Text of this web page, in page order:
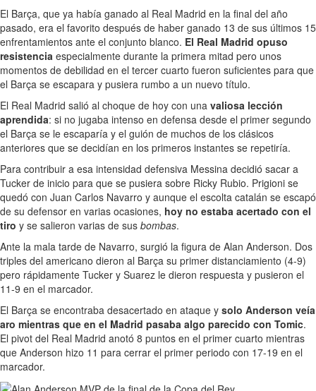
El Barça, que ya había ganado al Real Madrid en la final del año
pasado, era el favorito después de haber ganado 13 de sus últimos 15
enfrentamientos ante el conjunto blanco. El Real Madrid opuso
resistencia especialmente durante la primera mitad pero unos
momentos de debilidad en el tercer cuarto fueron suficientes para que
el Barça se escapara y pusiera rumbo a un nuevo título.
El Real Madrid salió al choque de hoy con una valiosa lección
aprendida: si no jugaba intenso en defensa desde el primer segundo
el Barça se le escaparía y el guión de muchos de los clásicos
anteriores que se decidían en los primeros instantes se repetiría.
Para contribuir a esa intensidad defensiva Messina decidió sacar a
Tucker de inicio para que se pusiera sobre Ricky Rubio. Prigioni se
quedó con Juan Carlos Navarro y aunque el escolta catalán se escapó
de su defensor en varias ocasiones, hoy no estaba acertado con el
tiro y se salieron varias de sus bombas.
Ante la mala tarde de Navarro, surgió la figura de Alan Anderson. Dos
triples del americano dieron al Barça su primer distanciamiento (4-9)
pero rápidamente Tucker y Suarez le dieron respuesta y pusieron el
11-9 en el marcador.
El Barça se encontraba desacertado en ataque y solo Anderson veía
aro mientras que en el Madrid pasaba algo parecido con Tomic.
El pivot del Real Madrid anotó 8 puntos en el primer cuarto mientras
que Anderson hizo 11 para cerrar el primer periodo con 17-19 en el
marcador.